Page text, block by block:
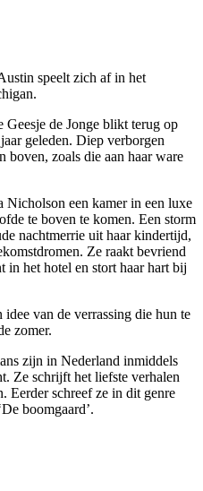
speelt zich af in het
Geesje de Jonge blikt terug op
geleden. Diep verborgen
boven, zoals die aan haar ware
Nicholson een kamer in een luxe
te boven te komen. Een storm
nachtmerrie uit haar kindertijd,
Ze raakt bevriend
in het hotel en stort haar hart bij
van de verrassing die hun te
zomer.
zijn in Nederland inmiddels
Ze schrijft het liefste verhalen
Eerder schreef ze in dit genre
boomgaard’.